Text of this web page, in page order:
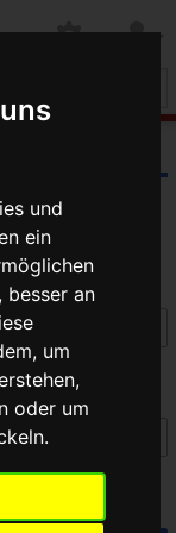
und
ein
besser an
um
oder um